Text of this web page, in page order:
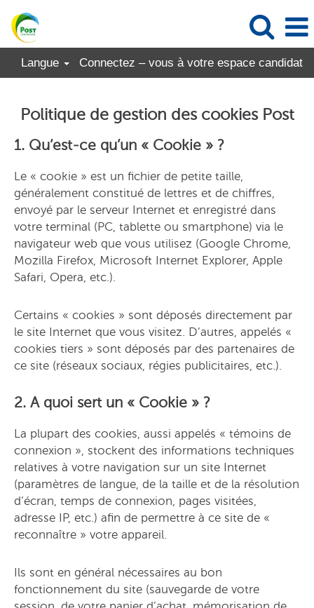
Langue Connectez – vous à votre espace candidat
Politique de gestion des cookies Post
1. Qu’est-ce qu’un « Cookie » ?
Le « cookie » est un fichier de petite taille,
généralement constitué de lettres et de chiffres,
envoyé par le serveur Internet et enregistré dans
votre terminal (PC, tablette ou smartphone) via le
navigateur web que vous utilisez (Google Chrome,
Mozilla Firefox, Microsoft Internet Explorer, Apple
Safari, Opera, etc.).
Certains « cookies » sont déposés directement par
le site Internet que vous visitez. D’autres, appelés «
cookies tiers » sont déposés par des partenaires de
ce site (réseaux sociaux, régies publicitaires, etc.).
2. A quoi sert un « Cookie » ?
La plupart des cookies, aussi appelés « témoins de
connexion », stockent des informations techniques
relatives à votre navigation sur un site Internet
(paramètres de langue, de la taille et de la résolution
d’écran, temps de connexion, pages visitées,
adresse IP, etc.) afin de permettre à ce site de «
reconnaître » votre appareil.
Ils sont en général nécessaires au bon
fonctionnement du site (sauvegarde de votre